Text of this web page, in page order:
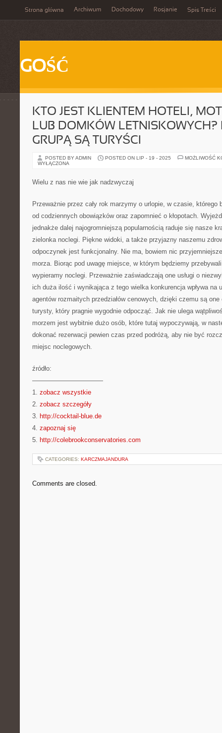
Strona główna Archiwum Dochodowy Rosjanie Spis Treści
GOŚĆ
KTO JEST KLIENTEM HOTELI,
LUB DOMKÓW LETNISKOWYCH?
GRUPĄ SĄ TURYŚCI
POSTED BY ADMIN POSTED ON LIP - 19 - 2025
MOŻLIWOŚĆ
WYŁĄCZONA
Wielu z nas nie wie jak nadzwyczaj
Przeważnie przez cały rok marzymy o urlopie, w czasie, którego
od codziennych obowiązków oraz zapomnieć o kłopotach.
jednakże dalej najogromniejszą popularnością raduje się nasze
zielonka noclegi. Piękne widoki, a także przyjazny naszemu
odpoczynek jest funkcjonalny. Nie ma, bowiem nic
morza. Biorąc pod uwagę miejsce, w którym będziemy
wypieramy noclegi. Przeważnie zaświadczają one usługi o
ich duża ilość i wynikająca z tego wielka konkurencja wpływa na
agentów rozmaitych przedziałów cenowych, dzięki czemu są
turysty, który pragnie wygodnie odpocząć. Jak nie ulega
morzem jest wybitnie dużo osób, które tutaj wypoczywają, w
dokonać rezerwacji pewien czas przed podróżą, aby nie być
miejsc noclegowych.
źródło:
———————————
1. zobacz wszystkie
2. zobacz szczegóły
3. http://cocktail-blue.de
4. zapoznaj się
5. http://colebrookconservatories.com
CATEGORIES: KARCZMAJANDURA
Comments are closed.